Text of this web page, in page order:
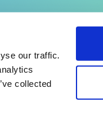
our traffic.
collected